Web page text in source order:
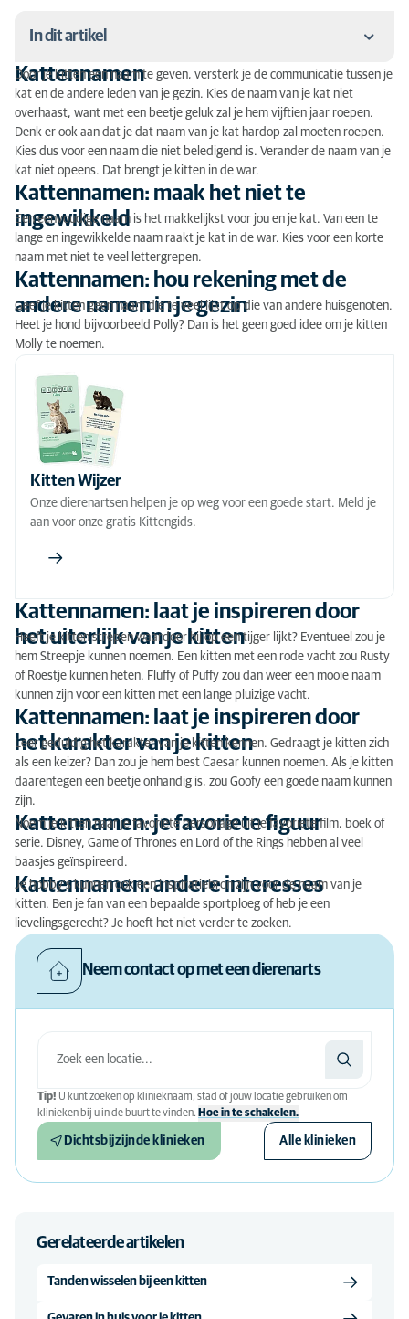
In dit artikel
Kattennamen
Kattennamen: maak het niet te ingewikkeld
Kattennamen: hou rekening met de andere namen
in je gezin
Kattennamen: laat je inspireren door het uiterlijk
van je kitten
Kattennamen: laat je inspireren door het karakter
van je kitten
Kattennamen: je favoriete figuur
Kattennamen: andere interesses
Kattennamen
Door je kitten een naam te geven, versterk je de communicatie tussen je
kat en de andere leden van je gezin. Kies de naam van je kat niet
overhaast, want met een beetje geluk zal je hem vijftien jaar roepen.
Denk er ook aan dat je dat naam van je kat hardop zal moeten roepen.
Kies dus voor een naam die niet beledigend is. Verander de naam van je
kat niet opeens. Dat brengt je kitten in de war.
Kattennamen: maak het niet te
ingewikkeld
Een eenvoudige naam is het makkelijkst voor jou en je kat. Van een te
lange en ingewikkelde naam raakt je kat in de war. Kies voor een korte
naam met niet te veel lettergrepen.
Kattennamen: hou rekening met de
andere namen in je gezin
Geef je kitten geen naam die te veel lijkt op die van andere huisgenoten.
Heet je hond bijvoorbeeld Polly? Dan is het geen goed idee om je kitten
Molly te noemen.
Kitten Wijzer
Onze dierenartsen helpen je op weg voor een goede start. Meld je
aan voor onze gratis Kittengids.
Kattennamen: laat je inspireren door
het uiterlijk van je kitten
Heeft je kitten strepen waardoor hij op een tijger lijkt? Eventueel zou je
hem Streepje kunnen noemen. Een kitten met een rode vacht zou Rusty
of Roestje kunnen heten. Fluffy of Puffy zou dan weer een mooie naam
kunnen zijn voor een kitten met een lange pluizige vacht.
Kattennamen: laat je inspireren door
het karakter van je kitten
Leer geduldig het karakter van je kitten kennen. Gedraagt je kitten zich
als een keizer? Dan zou je hem best Caesar kunnen noemen. Als je kitten
daarentegen een beetje onhandig is, zou Goofy een goede naam kunnen
zijn.
Kattennamen: je favoriete figuur
Noem je kitten naar je favoriete personage uit je favoriete film, boek of
serie. Disney, Game of Thrones en Lord of the Rings hebben al veel
baasjes geïnspireerd.
Kattennamen: andere interesses
Je hobby's kunnen ook een inspiratiebron zijn voor de naam van je
kitten. Ben je fan van een bepaalde sportploeg of heb je een
lievelingsgerecht? Je hoeft het niet verder te zoeken.
Neem contact op met een dierenarts
Tip! U kunt zoeken op klinieknaam, stad of jouw locatie gebruiken om
klinieken bij u in de buurt te vinden. Hoe in te schakelen.
Dichtsbijzijnde klinieken Alle klinieken
Gerelateerde artikelen
Tanden wisselen bij een kitten